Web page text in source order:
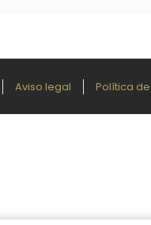
Aviso legal Política